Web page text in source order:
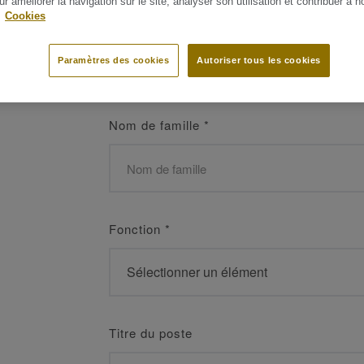
Nom de famille *
Fonction *
Titre du poste
Cookies
Autoriser tous les cookies
Paramètres des cookies